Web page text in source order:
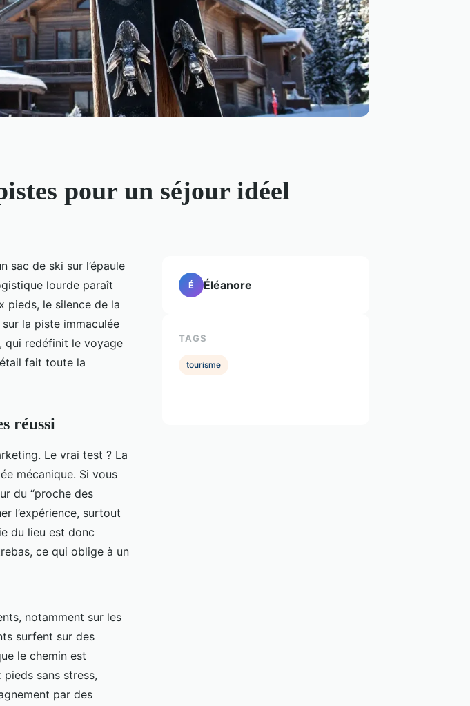
pour un séjour idéel
sac de ski sur l’épaule
lourde paraît
pieds, le silence de la
la piste immaculée
qui redéfinit le voyage
fait toute la
réussi
Le vrai test ? La
mécanique. Si vous
du “proche des
l’expérience, surtout
du lieu est donc
ce qui oblige à un
notamment sur les
surfent sur des
le chemin est
sans stress,
par des
É Éléanore
TAGS
tourisme